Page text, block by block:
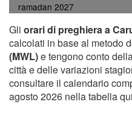
ramadan 2027
Gli orari di preghiera a
calcolati in base al metodo
(MWL)e tengono conto
città e delle variazioni
consultare il calendario
agosto 2026 nella tabella